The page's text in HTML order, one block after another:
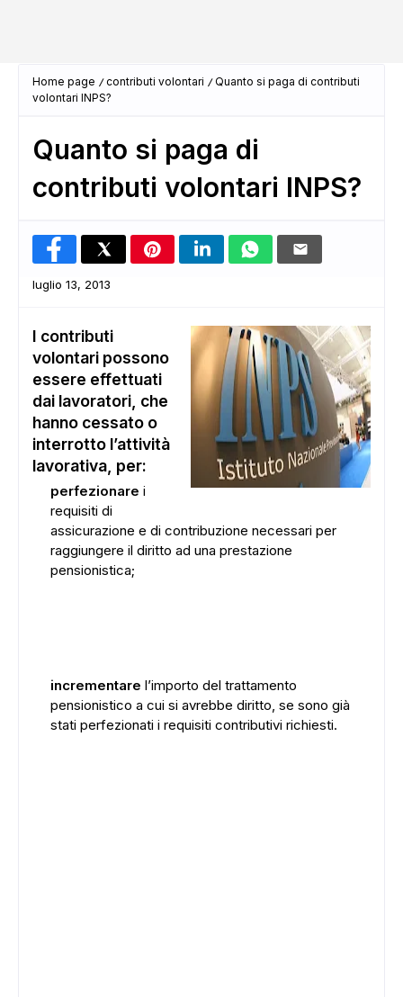
Home page contributi volontari
Quanto si paga di contributi
volontari INPS?
Quanto si paga di
contributi volontari INPS?
luglio 13, 2013
I contributi
volontari possono
essere effettuati
dai lavoratori, che
hanno cessato o
interrotto l’attività
lavorativa, per:
perfezionare i
requisiti di
assicurazione e di contribuzione necessari per
raggiungere il diritto ad una prestazione
pensionistica;
incrementare l’importo del trattamento
pensionistico a cui si avrebbe diritto, se sono già
stati perfezionati i requisiti contributivi richiesti.